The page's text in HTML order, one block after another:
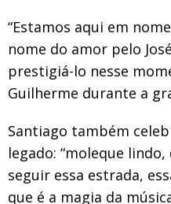
“Estamos aqui em
nome do amor pelo
prestigiá-lo nesse
Guilherme durante a
Santiago também
legado: “moleque
seguir essa estrada,
que é a magia da